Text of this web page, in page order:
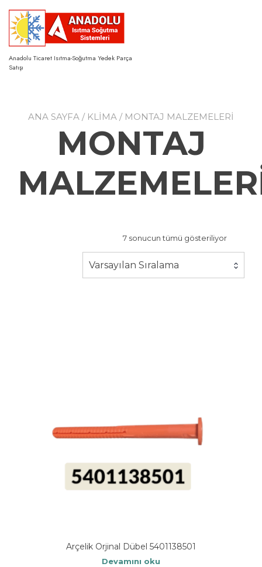
content
Anadolu Ticaret Isıtma-Soğutma Yedek Parça
Satışı
ANA SAYFA / KLİMA / MONTAJ MALZEMELERİ
MONTAJ
7 sonucun tümü gösteriliyor
Varsayılan Sıralama
Arçelik Orjinal Dübel 5401138501
Devamını oku